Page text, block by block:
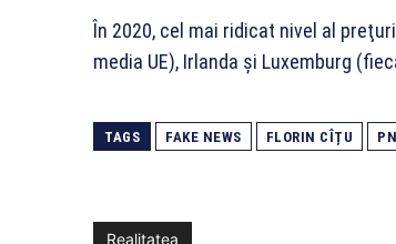
În 2020, cel mai ridicat nivel al
media UE), Irlanda şi Luxemburg
TAGS FAKE NEWS FLORIN CÎȚU
Realitatea